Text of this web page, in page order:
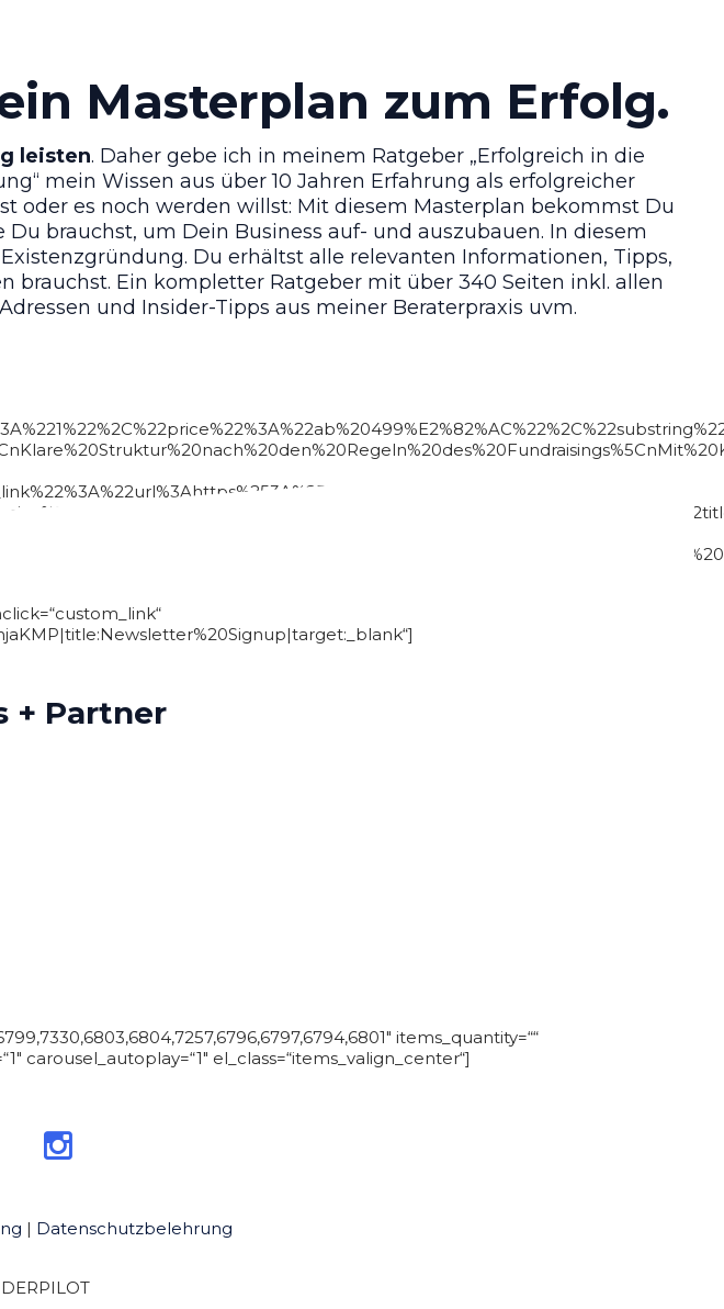
Masterplan zum Erfolg.
leisten. Daher gebe ich in meinem Ratgeber „Erfolgreich in die
mein Wissen aus über 10 Jahren Erfahrung als erfolgreicher
oder es noch werden willst: Mit diesem Masterplan bekommst Du
brauchst, um Dein Business auf- und auszubauen. In diesem
Du erhältst alle relevanten Informationen, Tipps,
brauchst. Ein kompletter Ratgeber mit über 340 Seiten inkl. allen
und Insider-Tipps aus meiner Beraterpraxis uvm.
+ Partner
items_quantity=““
carousel_autoplay=“1″ el_class=“items_valign_center“]
| Datenschutzbelehrung